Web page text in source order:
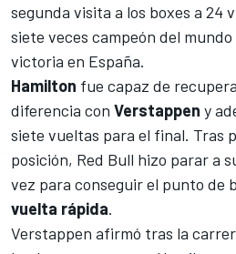
segunda visita a los boxes a 24
siete veces campeón del
victoria en España.
Hamilton fue capaz de
diferencia con Verstappen y
siete vueltas para el final. Tras
posición, Red Bull hizo parar a
vez para conseguir el punto de
vuelta rápida.
Verstappen afirmó tras la